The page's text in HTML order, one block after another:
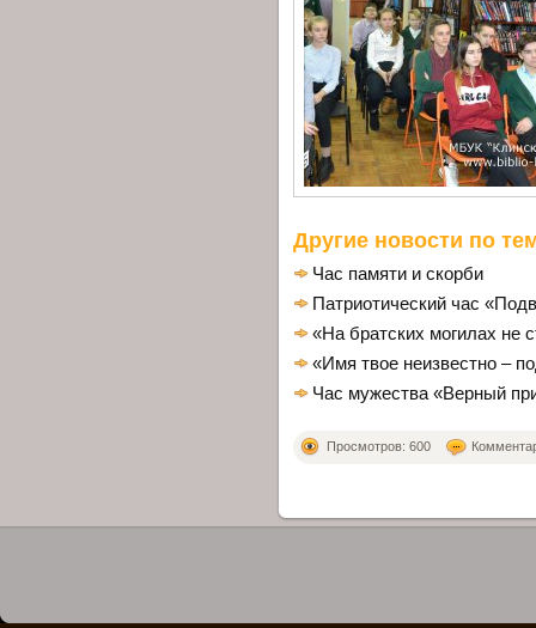
Другие новости по
Час памяти и скорби
Патриотический час
«На братских могилах не
«Имя твое неизвестно –
Час мужества «Верный
Просмотров: 600